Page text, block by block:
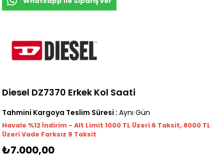
Diesel DZ7370 Erkek Kol Saati
Tahmini Kargoya Teslim Süresi : Aynı Gün
Havale %12 İndirim - Alt Limit 1000 TL Üzeri 6 Taksit, 8000 TL
Üzeri Vade Farksız 9 Taksit
₺7.000,00